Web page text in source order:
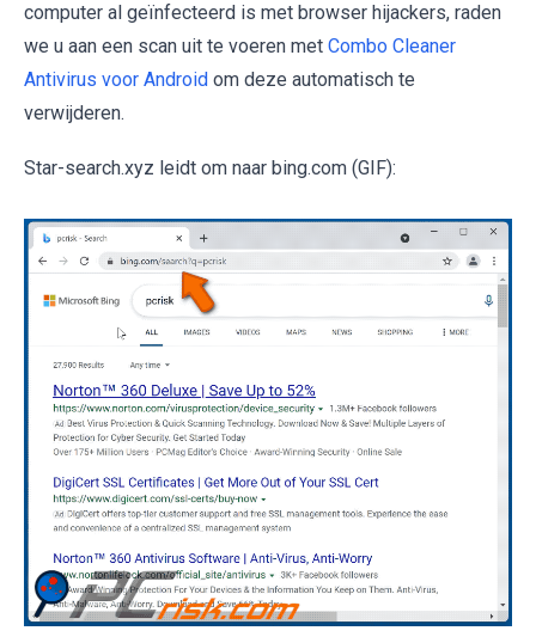
computer al geïnfecteerd is met browser hijackers, raden
we u aan een scan uit te voeren met Combo Cleaner
Antivirus voor Android om deze automatisch te
verwijderen.
Star-search.xyz leidt om naar bing.com (GIF):